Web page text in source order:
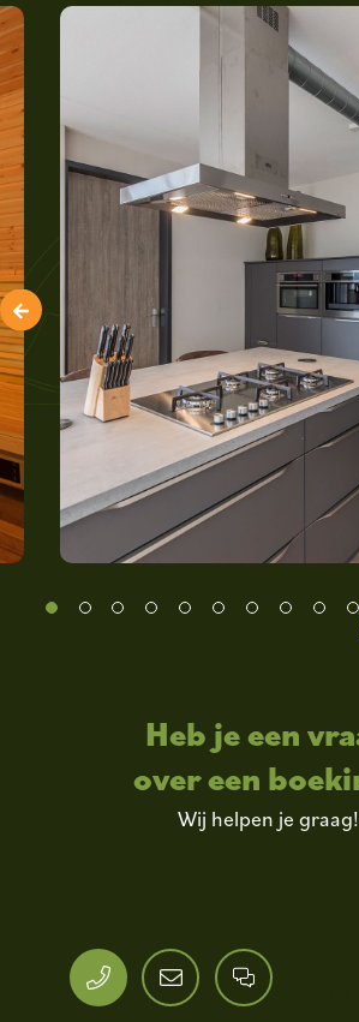
Heb je een
over een
Wij helpen je graag!